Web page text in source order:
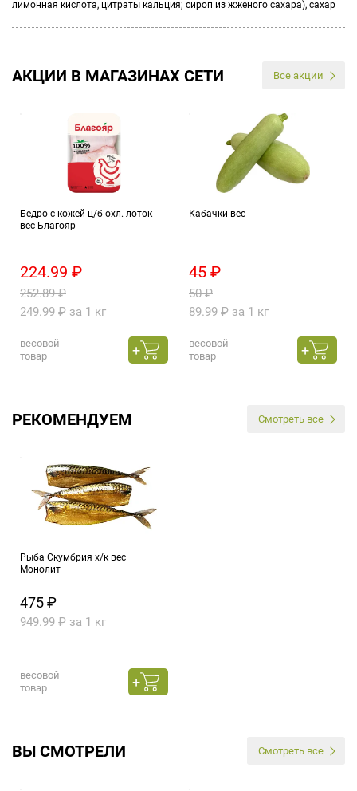
лимонная кислота, цитраты кальция; сироп из жженого сахара), сахар
АКЦИИ В МАГАЗИНАХ СЕТИ Все акции
Бедро с кожей ц/б охл. лоток
вес Благояр
224.99 ₽
252.89 ₽
249.99 ₽ за 1 кг
весовой
товар
Кабачки вес
45 ₽
50 ₽
89.99 ₽ за 1 кг
весовой
товар
РЕКОМЕНДУЕМ Смотреть все
Рыба Скумбрия х/к вес
Монолит
475 ₽
949.99 ₽ за 1 кг
весовой
товар
ВЫ СМОТРЕЛИ Смотреть все